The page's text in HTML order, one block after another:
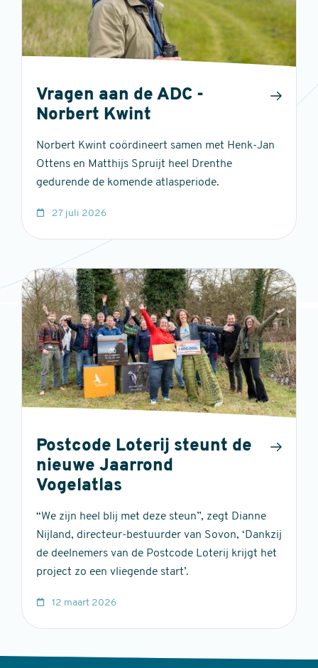
Vragen aan de ADC -
Norbert Kwint
Norbert Kwint coördineert samen met Henk-Jan
Ottens en Matthijs Spruijt heel Drenthe
gedurende de komende atlasperiode.
27 juli 2026
Postcode Loterij steunt de
nieuwe Jaarrond
Vogelatlas
“We zijn heel blij met deze steun”, zegt Dianne
Nijland, directeur-bestuurder van Sovon, ‘Dankzij
de deelnemers van de Postcode Loterij krijgt het
project zo een vliegende start’.
12 maart 2026